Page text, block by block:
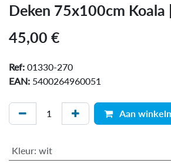
Deken 75x100cm Koala
45,00 €
Ref: 01330-270
EAN: 5400264960051
Aan
Kleur: wit